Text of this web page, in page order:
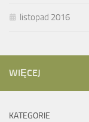
listopad 2016
WIĘCEJ
KATEGORIE